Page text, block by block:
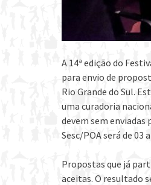
A 14ª edição do
para envio de
Rio Grande do Sul.
uma curadoria
devem sem enviadas
Sesc/POA será de 03
Propostas que já
aceitas. O resultado